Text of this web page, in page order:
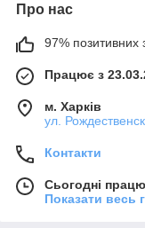
Про нас
97% позитивних
Працює з
м. Харків
ул.
Контакти
Сьогодні
Показати весь